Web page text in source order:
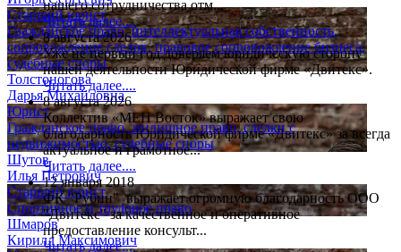
Старший юрист
Гражданское право, интеллектуальная собственность,
сопровождение сделок, правовое сопровождение бизнеса,
судебные споры
Толстоногова
Дарья Михайловна
Юрист
Гражданское право, жилищное право, сделки с
недвижимостью, судебные споры
Шутов
Илья Петрович
Старший юрист
Спортивное и трудовое право
Шмаров
Кирилл Максимович
нашего сотрудничества отм...
Читать далее....
8 августа 2026
Уже не первый год доверяем юридическую сторону
нашей деятельности Юридической фирме «Двитекс».
Читать далее....
8 августа 2026
Коллектив «МЕП Восток» выражает свою
благодарность Юридической фирме «Двитекс» за всегда
актуальное и грамотное...
Читать далее....
12 января 2018
ФК "Рубин" выражает огромную благодарность ООО
"Двитекс" за качественное и оперативное
предоставление консульт...
Читать далее....